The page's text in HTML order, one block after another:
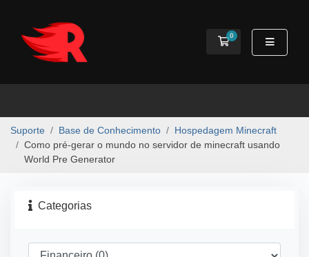
0
Carrinho de
Suporte Base de Conhecimento
Hospedagem Minecraft
Como pré-gerar o mundo no servidor de minecraft usando
World Pre Generator
Categorias